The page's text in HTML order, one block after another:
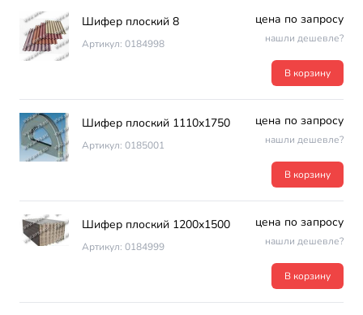
Шифер плоский 8
Артикул: 0184998
цена по запросу
нашли дешевле?
В корзину
Шифер плоский 1110х1750
Артикул: 0185001
цена по запросу
нашли дешевле?
В корзину
Шифер плоский 1200х1500
Артикул: 0184999
цена по запросу
нашли дешевле?
В корзину